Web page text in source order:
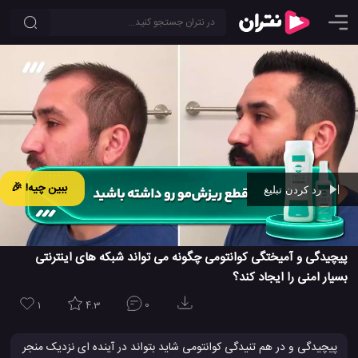
ببین چیه! 🎉 رد کردن تبلیغ
Ad -00:41
پیچیدگی و آمیختگی کوانتومی چگونه می تواند شبکه های اینترنتی
بسیار امنی را ایجاد کند؟
1 4.3 0
پیچیدگی و در هم تنیدگی کوانتومی شاید بتواند در آینده ای نزدیک منجر